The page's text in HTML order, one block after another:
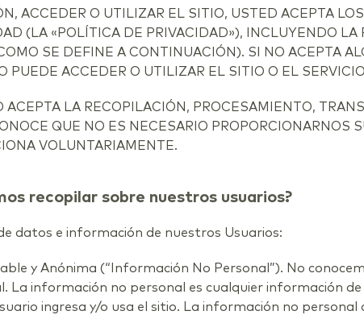
ACCEDER O UTILIZAR EL SITIO, USTED ACEPTA
(LA «POLÍTICA DE PRIVACIDAD»), INCLUYENDO
SE DEFINE A CONTINUACIÓN). SI NO ACEPTA
PUEDE ACCEDER O UTILIZAR EL SITIO O EL
ACEPTA LA RECOPILACIÓN, PROCESAMIENTO,
QUE NO ES NECESARIO PROPORCIONARNOS
VOLUNTARIAMENTE.
recopilar sobre nuestros usuarios?
datos e información de nuestros Usuarios:
y Anónima (“Información No Personal”). No
La información no personal es cualquier información
ingresa y/o usa el sitio. La información no